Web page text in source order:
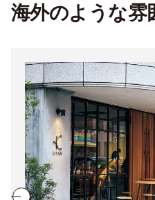
海外のような雰